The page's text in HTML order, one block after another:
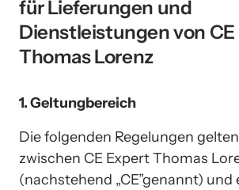
für Lieferungen und
Dienstleistungen von
Thomas Lorenz
1. Geltungbereich
Die folgenden Regelungen
zwischen CE Expert Thomas
(nachstehend „CE”genannt) und